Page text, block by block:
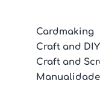
Cardmaking
Craft and DIY
Craft and